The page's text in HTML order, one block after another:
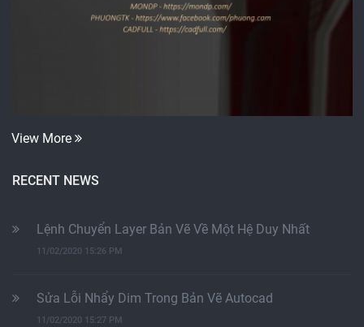
View More
RECENT NEWS
Lệnh Chuyển Layer Bản Vẽ Về Một Hệ Duy Nhất
11/02/2020 15:26 PM
Sửa Lỗi Nhẩy Dim Trong Bản Vẽ Autocad
11/02/2020 15:27 PM